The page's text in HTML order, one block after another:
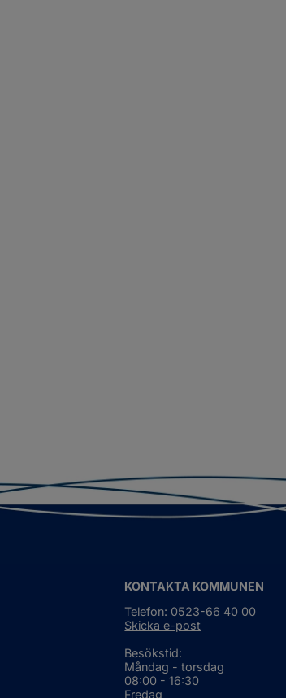
KONTAKTA KOMMUNEN
Telefon: 0523-66 40 00
Skicka e-post
Besökstid:
Måndag - torsdag
08:00 - 16:30
Fredag